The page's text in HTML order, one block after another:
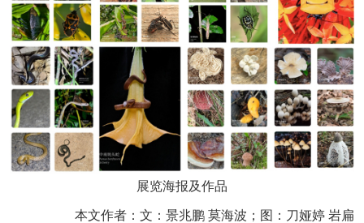
展览海报及作品
本文作者：文：景兆鹏 莫海波；图：刀娅婷 岩扁